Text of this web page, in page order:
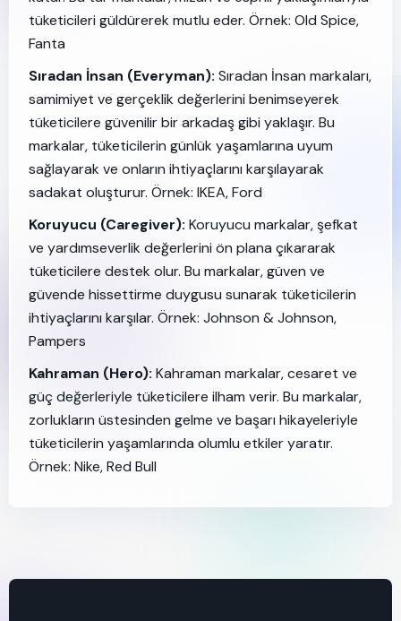
tüketicileri güldürerek mutlu eder. Örnek: Old Spice,
Fanta
Sıradan İnsan (Everyman): Sıradan İnsan markaları,
samimiyet ve gerçeklik değerlerini benimseyerek
tüketicilere güvenilir bir arkadaş gibi yaklaşır. Bu
markalar, tüketicilerin günlük yaşamlarına uyum
sağlayarak ve onların ihtiyaçlarını karşılayarak
sadakat oluşturur. Örnek: IKEA, Ford
Koruyucu (Caregiver): Koruyucu markalar, şefkat
ve yardımseverlik değerlerini ön plana çıkararak
tüketicilere destek olur. Bu markalar, güven ve
güvende hissettirme duygusu sunarak tüketicilerin
ihtiyaçlarını karşılar. Örnek: Johnson & Johnson,
Pampers
Kahraman (Hero): Kahraman markalar, cesaret ve
güç değerleriyle tüketicilere ilham verir. Bu markalar,
zorlukların üstesinden gelme ve başarı hikayeleriyle
tüketicilerin yaşamlarında olumlu etkiler yaratır.
Örnek: Nike, Red Bull